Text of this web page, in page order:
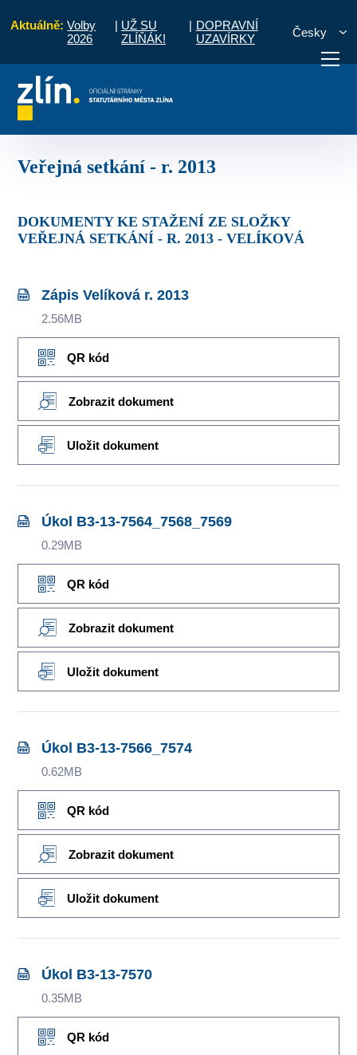
Aktuálně: Volby
2026
| UŽ SU
ZLÍŇÁK!
| DOPRAVNÍ
UZAVÍRKY
Česky
vyřídit
Veřejná setkání - r. 2013
DOKUMENTY KE STAŽENÍ ZE SLOŽKY
VEŘEJNÁ SETKÁNÍ - R. 2013 - VELÍKOVÁ
Zápis Velíková r. 2013
2.56MB
QR kód
Zobrazit dokument
Uložit dokument
Úkol B3-13-7564_7568_7569
0.29MB
QR kód
Zobrazit dokument
Uložit dokument
Úkol B3-13-7566_7574
0.62MB
QR kód
Zobrazit dokument
Uložit dokument
Úkol B3-13-7570
0.35MB
QR kód